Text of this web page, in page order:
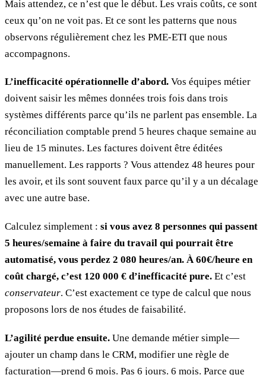
Mais attendez, ce n’est que le début. Les vrais coûts, ce sont
ceux qu’on ne voit pas. Et ce sont les patterns que nous
observons régulièrement chez les PME-ETI que nous
accompagnons.
L’inefficacité opérationnelle d’abord. Vos équipes métier
doivent saisir les mêmes données trois fois dans trois
systèmes différents parce qu’ils ne parlent pas ensemble. La
réconciliation comptable prend 5 heures chaque semaine au
lieu de 15 minutes. Les factures doivent être éditées
manuellement. Les rapports ? Vous attendez 48 heures pour
les avoir, et ils sont souvent faux parce qu’il y a un décalage
avec une autre base.
Calculez simplement : si vous avez 8 personnes qui passent
5 heures/semaine à faire du travail qui pourrait être
automatisé, vous perdez 2 080 heures/an. À 60€/heure en
coût chargé, c’est 120 000 € d’inefficacité pure. Et c’est
conservateur. C’est exactement ce type de calcul que nous
proposons lors de nos études de faisabilité.
L’agilité perdue ensuite. Une demande métier simple—
ajouter un champ dans le CRM, modifier une règle de
facturation—prend 6 mois. Pas 6 jours. 6 mois. Parce que